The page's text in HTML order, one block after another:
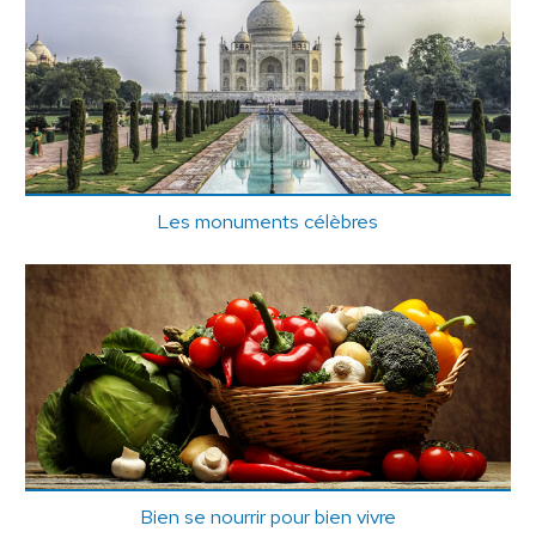
Les monuments célèbres
Bien se nourrir pour bien vivre